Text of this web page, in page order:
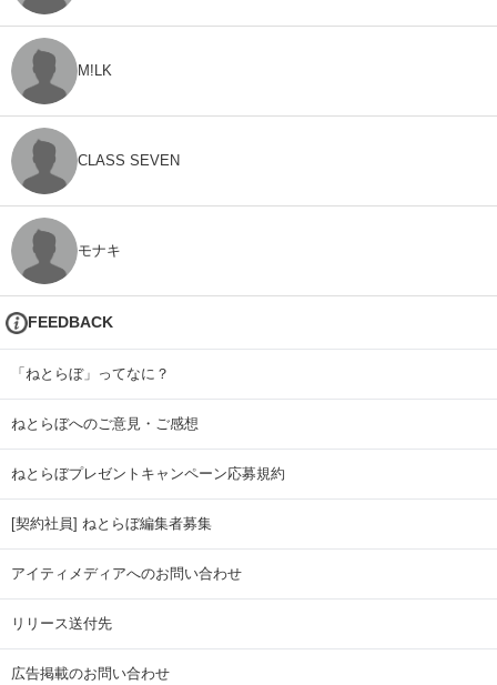
M!LK
CLASS SEVEN
モナキ
FEEDBACK
「ねとらぼ」ってなに？
ねとらぼへのご意見・ご感想
ねとらぼプレゼントキャンペーン応募規約
[契約社員] ねとらぼ編集者募集
アイティメディアへのお問い合わせ
リリース送付先
広告掲載のお問い合わせ